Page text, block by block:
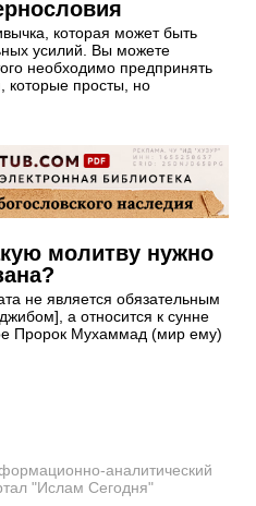
которая может быть
усилий. Вы можете
необходимо предпринять
которые просты, но
молитву нужно
не является обязательным
а относится к сунне
Пророк Мухаммад (мир ему)
аналитический
"Ислам Сегодня"